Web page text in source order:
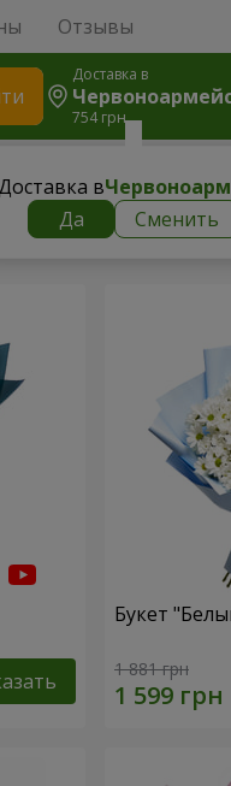
Отзывы
Доставка в
754 грн
в
Да
Сменить
Букет
1 881 грн